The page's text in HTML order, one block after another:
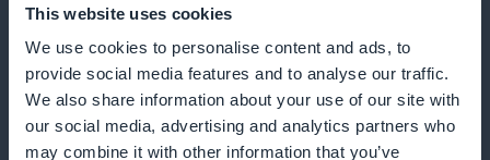
This website uses cookies
We use cookies to personalise content and ads, to
provide social media features and to analyse our traffic.
We also share information about your use of our site with
our social media, advertising and analytics partners who
may combine it with other information that you’ve
detaillierte Videoanalysen
Senden Sie Push-Benachrichtigungen,